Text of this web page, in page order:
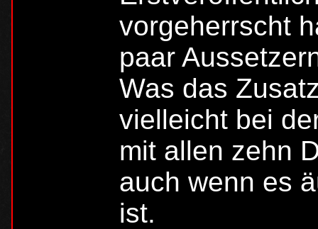
vorgeherrscht
paar
Was das
vielleicht bei
mit allen zehn
auch wenn es
ist.